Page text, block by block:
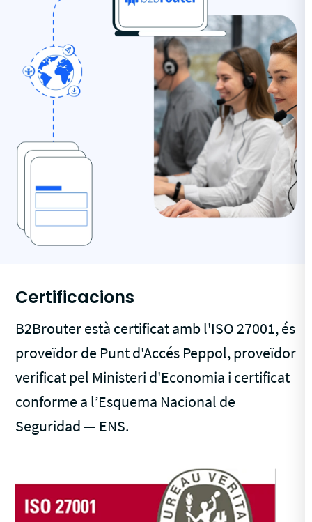
Certificacions
B2Brouter està certificat amb l'ISO 27001, és
proveïdor de Punt d'Accés Peppol, proveïdor
verificat pel Ministeri d'Economia i certificat
conforme a l’Esquema Nacional de
Seguridad — ENS.